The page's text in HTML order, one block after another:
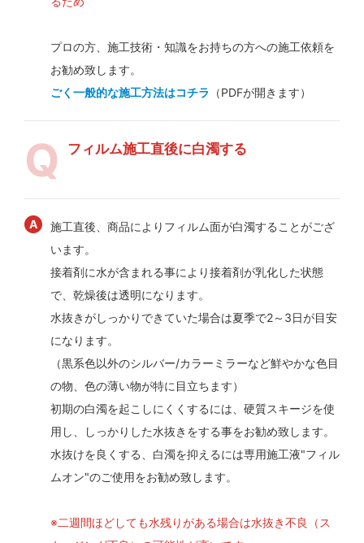
プロの方、施工技術・知識をお持ちの方への施工依頼を
お勧め致します。
ごく一般的な施工方法はコチラ （PDFが開きます）
フィルム施工直後に白濁する
施工直後、商品によりフィルム面が白濁することがござ
います。
接着剤に水が含まれる事により接着剤が乳化した状態
で、乾燥後は透明になります。
水抜きがしっかりできていた場合は夏季で2～3日が目安
になります。
（黒系色以外のシルバー/カラーミラーなど鮮やかな色目
の物、色の薄い物が特に目立ちます）
初期の白濁を起こしにくくするには、硬質スキージを使
用し、しっかりした水抜きをする事をお勧め致します。
水抜けを良くする、白濁を抑えるには専用施工液"フィル
ムオン"のご使用をお勧め致します。
※二週間ほどしても水残りがある場合は水抜き不良（ス